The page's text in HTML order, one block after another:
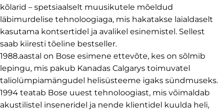
kõlarid – spetsiaalselt muusikutele mõeldud
läbimurdelise tehnoloogiaga, mis hakatakse laialdaselt
kasutama kontsertidel ja avalikel esinemistel. Sellest
saab kiiresti tõeline bestseller.
1988.aastal on Bose esimene ettevõte, kes on sõlmib
lepingu, mis pakub Kanadas Calgarys toimuvatel
taliolümpiamängudel helisüsteeme igaks sündmuseks.
1994 teatab Bose uuest tehnoloogiast, mis võimaldab
akustilistel inseneridel ja nende klientidel kuulda heli,